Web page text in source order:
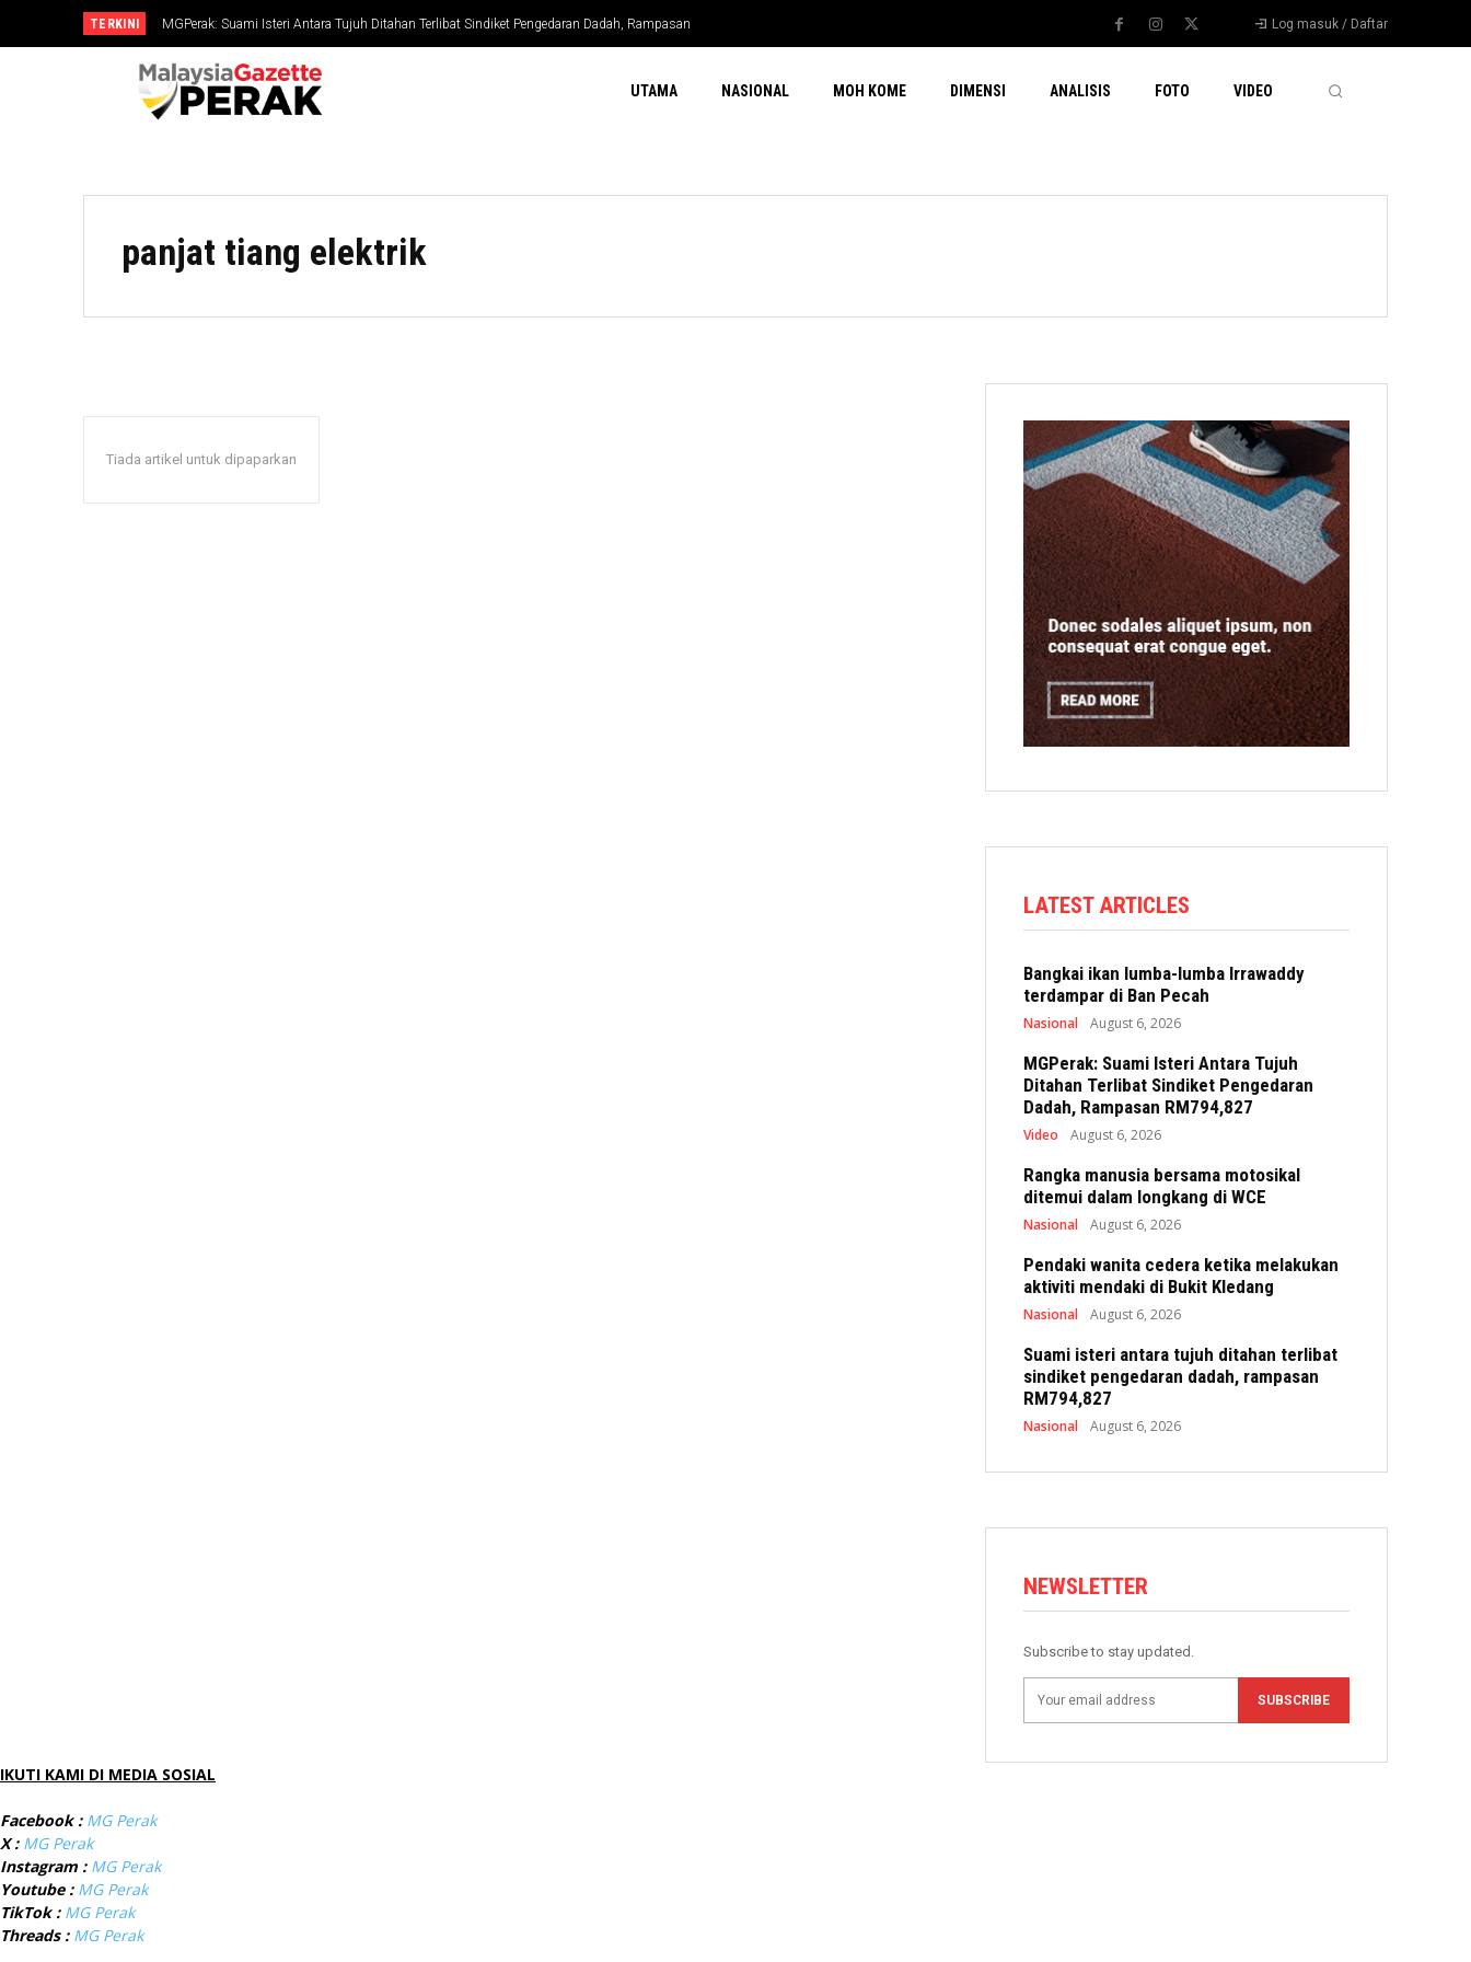
TERKINI
MGPerak: Suami Isteri Antara Tujuh Ditahan Terlibat Sindiket Pengedaran Dadah, Rampasan
RM794,827
Log masuk / Daftar
UTAMA NASIONAL MOH KOME DIMENSI ANALISIS FOTO VIDEO
panjat tiang elektrik
Tiada artikel untuk dipaparkan
LATEST ARTICLES
Bangkai ikan lumba-lumba Irrawaddy
terdampar di Ban Pecah
Nasional August 6, 2026
MGPerak: Suami Isteri Antara Tujuh
Ditahan Terlibat Sindiket Pengedaran
Dadah, Rampasan RM794,827
Video August 6, 2026
Rangka manusia bersama motosikal
ditemui dalam longkang di WCE
Nasional August 6, 2026
Pendaki wanita cedera ketika melakukan
aktiviti mendaki di Bukit Kledang
Nasional August 6, 2026
Suami isteri antara tujuh ditahan terlibat
sindiket pengedaran dadah, rampasan
RM794,827
Nasional August 6, 2026
NEWSLETTER
Subscribe to stay updated.
SUBSCRIBE
IKUTI KAMI DI MEDIA SOSIAL
Facebook : MG Perak
X : MG Perak
Instagram : MG Perak
Youtube : MG Perak
TikTok : MG Perak
Threads : MG Perak